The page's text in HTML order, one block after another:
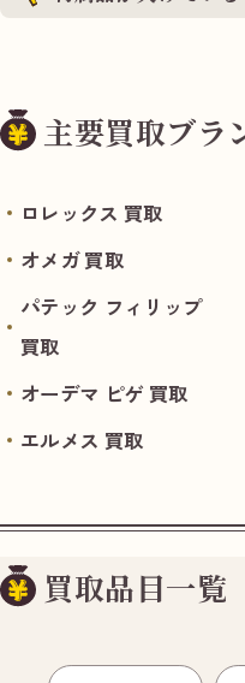
主要買取ブラ
ロレックス 買取
オメガ 買取
パテック フィリップ
買取
オーデマ ピゲ 買取
エルメス 買取
買取品目一覧